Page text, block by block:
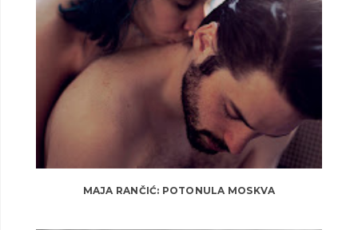
MAJA RANČIĆ: POTONULA MOSKVA